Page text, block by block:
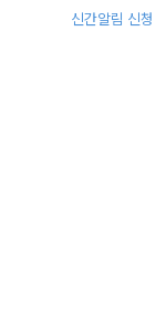
신간알림 신청